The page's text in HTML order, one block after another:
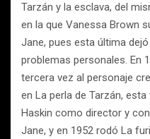
Tarzán y la esclava, del
en la que Vanessa Brown
Jane, pues esta última
problemas personales. En
tercera vez al personaje
en La perla de Tarzán,
Haskin como director y
Jane, y en 1952 rodó La